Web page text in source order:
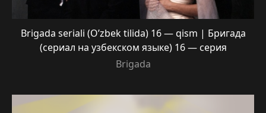
Brigada seriali (O’zbek tilida) 16 — qism | Бригада
(сериал на узбекском языке) 16 — серия
Brigada